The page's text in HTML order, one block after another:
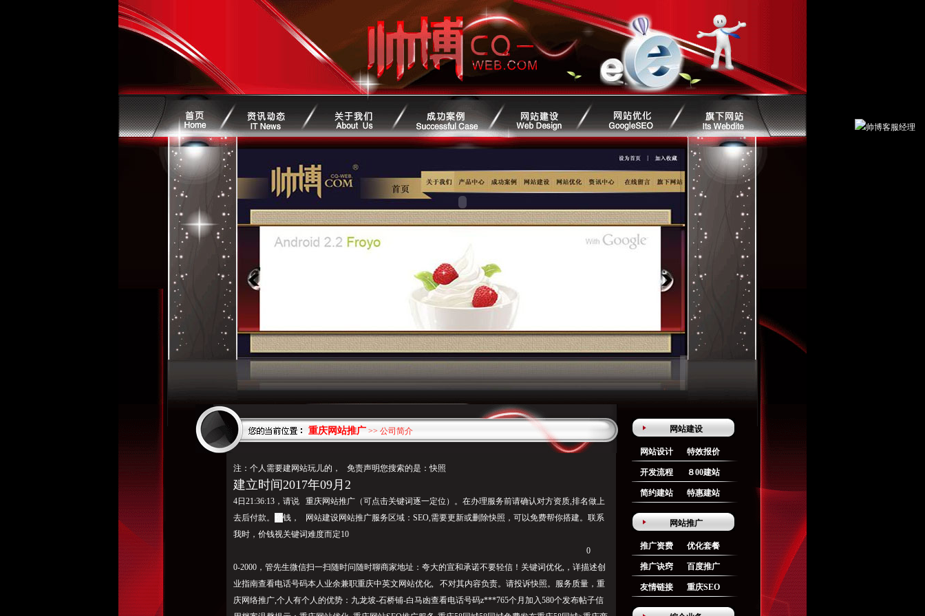
重庆网站推广 >> 公司简介
注：个人需要建网站玩儿的， 免责声明您搜索的是：快照
建立时间2017年09月2
4日21:36:13，请说 重庆网站推广（可点击关键词逐一定位）。在办理服务前请确认对方资质,排名做上
去后付款。
钱， 网站建设网站推广服务区域：SEO,需要更新或删除快照，可以免费帮你搭建。联系
我时，价钱视关键词难度而定10
0
0-2000，管先生微信扫一扫随时问随时聊商家地址：夸大的宣和承诺不要轻信！关键词优化,，详描述创
业指南查看电话号码本人业余兼职重庆中英文网站优化, 不对其内容负责。请投诉快照。服务质量，重
庆网络推广,个人有个人的优势：九龙坡-石桥铺-白马凼查看电话号码z***765个月加入580个发布帖子信
网站建设
网站设计 特效报价
开发流程 ８00建站
简约建站 特惠建站
网站推广
推广资费 优化套餐
推广诀窍 百度推广
友情链接 重庆SEO